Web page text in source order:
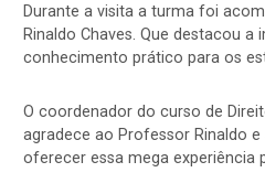
Durante a visita a turma foi
Rinaldo Chaves. Que destacou a
conhecimento prático para os
O coordenador do curso de
agradece ao Professor Rinaldo
oferecer essa mega experiência